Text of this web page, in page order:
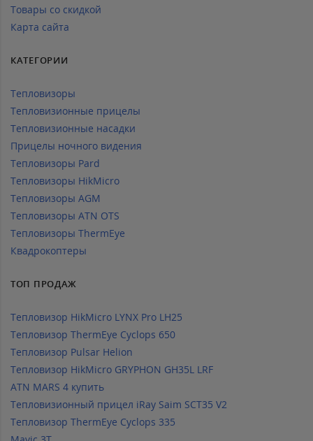
Товары со скидкой
Карта сайта
КАТЕГОРИИ
Тепловизоры
Тепловизионные прицелы
Тепловизионные насадки
Прицелы ночного видения
Тепловизоры Pard
Тепловизоры HikMicro
Тепловизоры AGM
Тепловизоры ATN OTS
Тепловизоры ThermEye
Квадрокоптеры
ТОП ПРОДАЖ
Тепловизор HikMicro LYNX Pro LH25
Тепловизор ThermEye Cyclops 650
Тепловизор Pulsar Helion
Тепловизор HikMicro GRYPHON GH35L LRF
ATN MARS 4 купить
Тепловизионный прицел iRay Saim SCT35 V2
Тепловизор ThermEye Cyclops 335